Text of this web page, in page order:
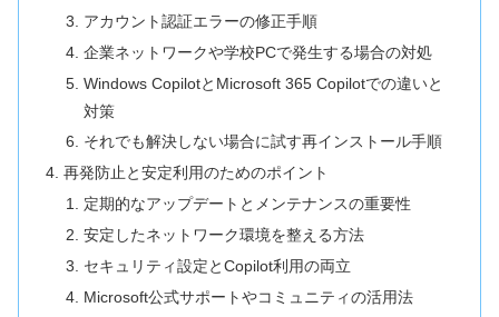
アカウント認証エラーの修正手順
企業ネットワークや学校PCで発生する場合の対処
Windows CopilotとMicrosoft 365 Copilotでの違いと
対策
それでも解決しない場合に試す再インストール手順
再発防止と安定利用のためのポイント
定期的なアップデートとメンテナンスの重要性
安定したネットワーク環境を整える方法
セキュリティ設定とCopilot利用の両立
Microsoft公式サポートやコミュニティの活用法